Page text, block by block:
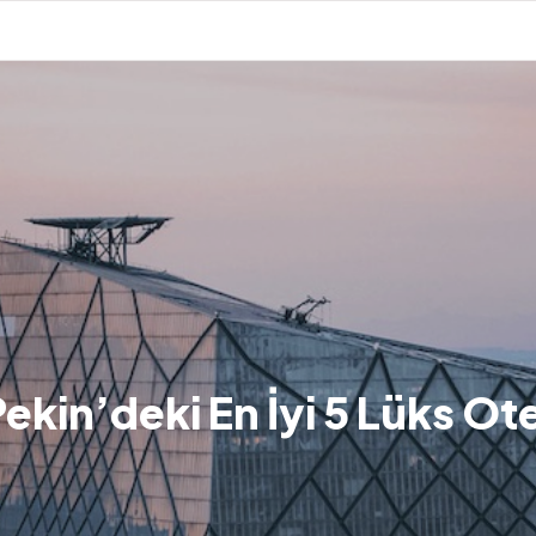
En İyi 5 Lüks